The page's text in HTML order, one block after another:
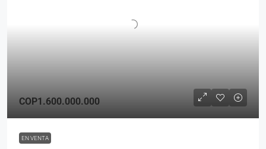
COP1.600.000.000
EN VENTA